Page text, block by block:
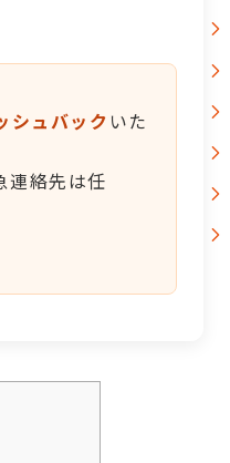
シュバック いた
連絡先は任